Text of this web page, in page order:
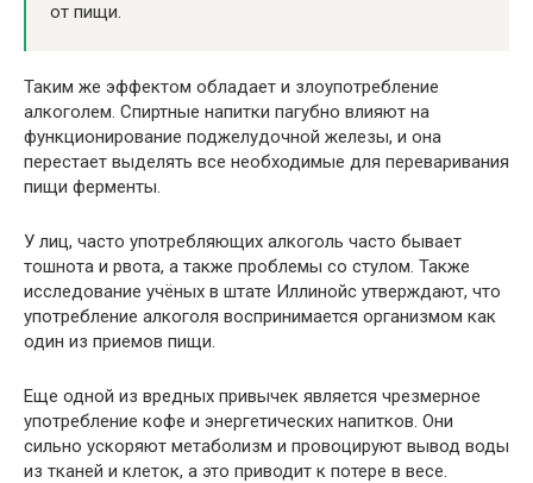
от пищи.
Таким же эффектом обладает и злоупотребление
алкоголем. Спиртные напитки пагубно влияют на
функционирование поджелудочной железы, и она
перестает выделять все необходимые для переваривания
пищи ферменты.
У лиц, часто употребляющих алкоголь часто бывает
тошнота и рвота, а также проблемы со стулом. Также
исследование учёных в штате Иллинойс утверждают, что
употребление алкоголя воспринимается организмом как
один из приемов пищи.
Еще одной из вредных привычек является чрезмерное
употребление кофе и энергетических напитков. Они
сильно ускоряют метаболизм и провоцируют вывод воды
из тканей и клеток, а это приводит к потере в весе.